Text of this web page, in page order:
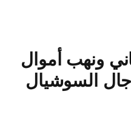
ونهب أموال
السوشيال